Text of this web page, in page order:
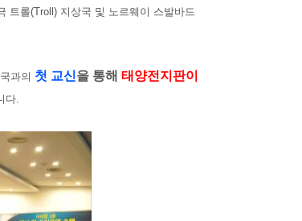
트롤(Troll) 지상국 및 노르웨이 스발바드
과의 첫 교신을 통해 태 양전지판이
다.